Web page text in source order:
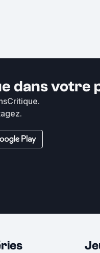
dans votre